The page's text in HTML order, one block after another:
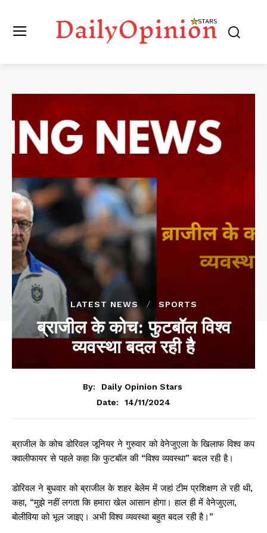
LATEST NEWS SPORTS
ब्राजील के कोच: फुटबॉल विश्व
व्यवस्था बदल रही है
By:
Daily Opinion Stars
Date:
14/11/2024
ब्राजील के कोच डोरिवल जूनियर ने गुरुवार को वेनेजुएला के खिलाफ विश्व कप
क्वालीफायर से पहले कहा कि फुटबॉल की “विश्व व्यवस्था” बदल रही है।
डोरिवल ने बुधवार को ब्राजील के शहर बेलेम में जहां टीम प्रशिक्षण ले रही थी,
कहा, “मुझे नहीं लगता कि हमारा खेल आसान होगा। हाल ही में वेनेजुएला,
बोलीविया को भूल जाइए। अभी विश्व व्यवस्था बहुत बदल रही है।”